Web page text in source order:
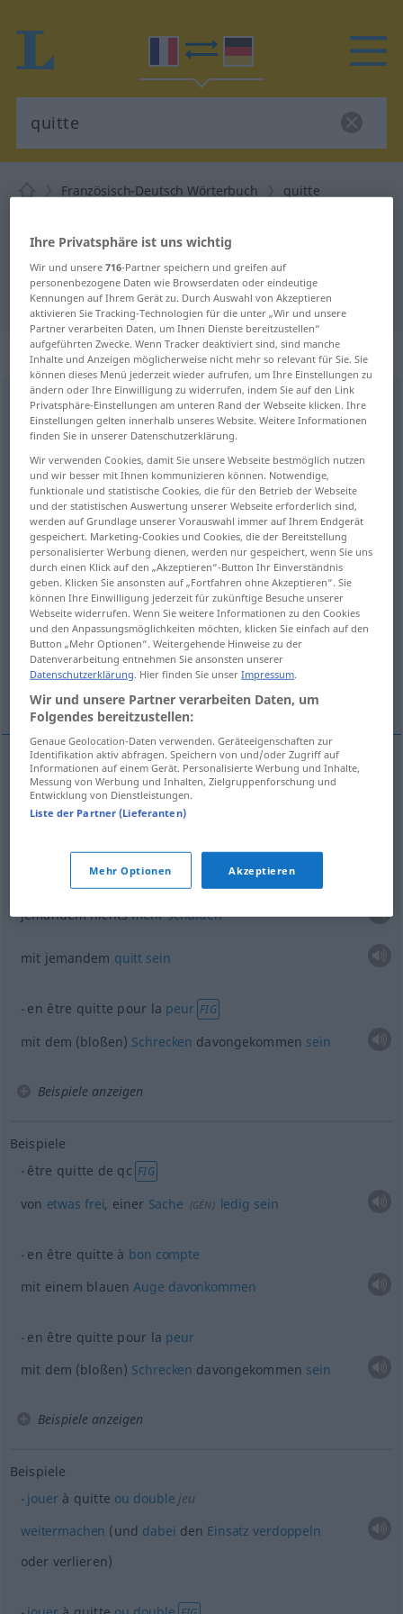
Französisch-Deutsch Wörterbuch quitte
für "quitte"
"quitte" Deutsch Übersetzung
„quitte“: adjectif (qualificatif)
quitte [kit]adj
Übersicht aller Übersetzungen
(Für mehr Details die Übersetzung anklicken/antippen)
abgaben- und gebührenfrei...
von etwas frei...
alles aufs Spiel setzen...
jemandem nichts mehr schulden...
wir sind quitt... auf die Gefahr hin...
Beispiele
quitte de tous droits et taxes
être quitte envers
jemandem nichtsmehr schulden
mit jemandem quitt sein
en être quitte pour la peur FIG
mit dem (bloßen) Schrecken davongekommen sein
Beispiele anzeigen
Beispiele
être quitte de qc FIG
von etwas frei, einer Sache (GÉN) ledig sein
en être quitte à bon compte
mit einem blauenAuge davonkommen
en être quitte pour la peur
mit dem (bloßen) Schrecken davongekommen sein
Beispiele anzeigen
Beispiele
jouerà quitte ou double jeu
weitermachen (und dabei den Einsatz verdoppeln
oder verlieren)
Ihre Privatsphäre ist uns wichtig
Wir und unsere716-Partner speichern und greifen auf
personenbezogene Daten wie Browserdaten oder eindeutige
Kennungen auf Ihrem Gerät zu. Durch Auswahl von Akzeptieren
aktivieren Sie Tracking-Technologien für die unter „Wir und unsere
Partner verarbeiten Daten, um Ihnen Dienste bereitzustellen“
aufgeführten Zwecke. Wenn Tracker deaktiviert sind, sind manche
Inhalte und Anzeigen möglicherweise nicht mehr so relevant für Sie. Sie
können dieses Menü jederzeit wieder aufrufen, um Ihre Einstellungen zu
ändern oder Ihre Einwilligung zu widerrufen, indem Sie auf den Link
Privatsphäre-Einstellungen am unteren Rand der Webseite klicken. Ihre
Einstellungen gelten innerhalb unseres Website. Weitere Informationen
finden Sie in unserer Datenschutzerklärung.
Wir verwenden Cookies, damit Sie unsere Webseite bestmöglich nutzen
und wir besser mit Ihnen kommunizieren können. Notwendige,
funktionale und statistische Cookies, die für den Betrieb der Webseite
und der statistischen Auswertung unserer Webseite erforderlich sind,
werden auf Grundlage unserer Vorauswahl immer auf Ihrem Endgerät
gespeichert. Marketing-Cookies und Cookies, die der Bereitstellung
personalisierter Werbung dienen, werden nur gespeichert, wenn Sie uns
durch einen Klick auf den „Akzeptieren“-Button Ihr Einverständnis
geben. Klicken Sie ansonsten auf „Fortfahren ohne Akzeptieren“. Sie
können Ihre Einwilligung jederzeit für zukünftige Besuche unserer
Webseite widerrufen. Wenn Sie weitere Informationen zu den Cookies
und den Anpassungsmöglichkeiten möchten, klicken Sie einfach auf den
Button „Mehr Optionen“. Weitergehende Hinweise zu der
Datenverarbeitung entnehmen Sie ansonsten unserer
Datenschutzerklärung. Hier finden Sie unserImpressum.
Wir und unsere Partner verarbeiten Daten, um
Folgendes bereitzustellen:
Genaue Geolocation-Daten verwenden. Geräteeigenschaften zur
Identifikation aktiv abfragen. Speichern von und/oder Zugriff auf
Informationen auf einem Gerät. Personalisierte Werbung und Inhalte,
Messung von Werbung und Inhalten, Zielgruppenforschung und
Entwicklung von Dienstleistungen.
Liste der Partner (Lieferanten)
Mehr Optionen Akzeptieren